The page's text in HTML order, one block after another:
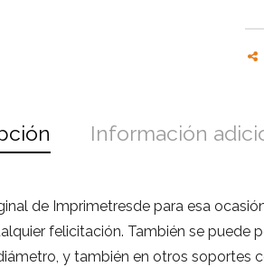
Información
de Imprimetresde para esa
felicitación. También se puede
y también en otros soportes